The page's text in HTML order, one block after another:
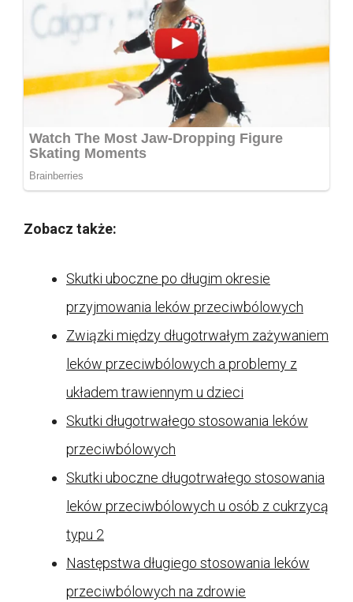
Zobacz także:
Skutki uboczne po długim okresie
przyjmowania leków przeciwbólowych
Związki między długotrwałym zażywaniem
leków przeciwbólowych a problemy z
układem trawiennym u dzieci
Skutki długotrwałego stosowania leków
przeciwbólowych
Skutki uboczne długotrwałego stosowania
leków przeciwbólowych u osób z cukrzycą
typu 2
Następstwa długiego stosowania leków
przeciwbólowych na zdrowie